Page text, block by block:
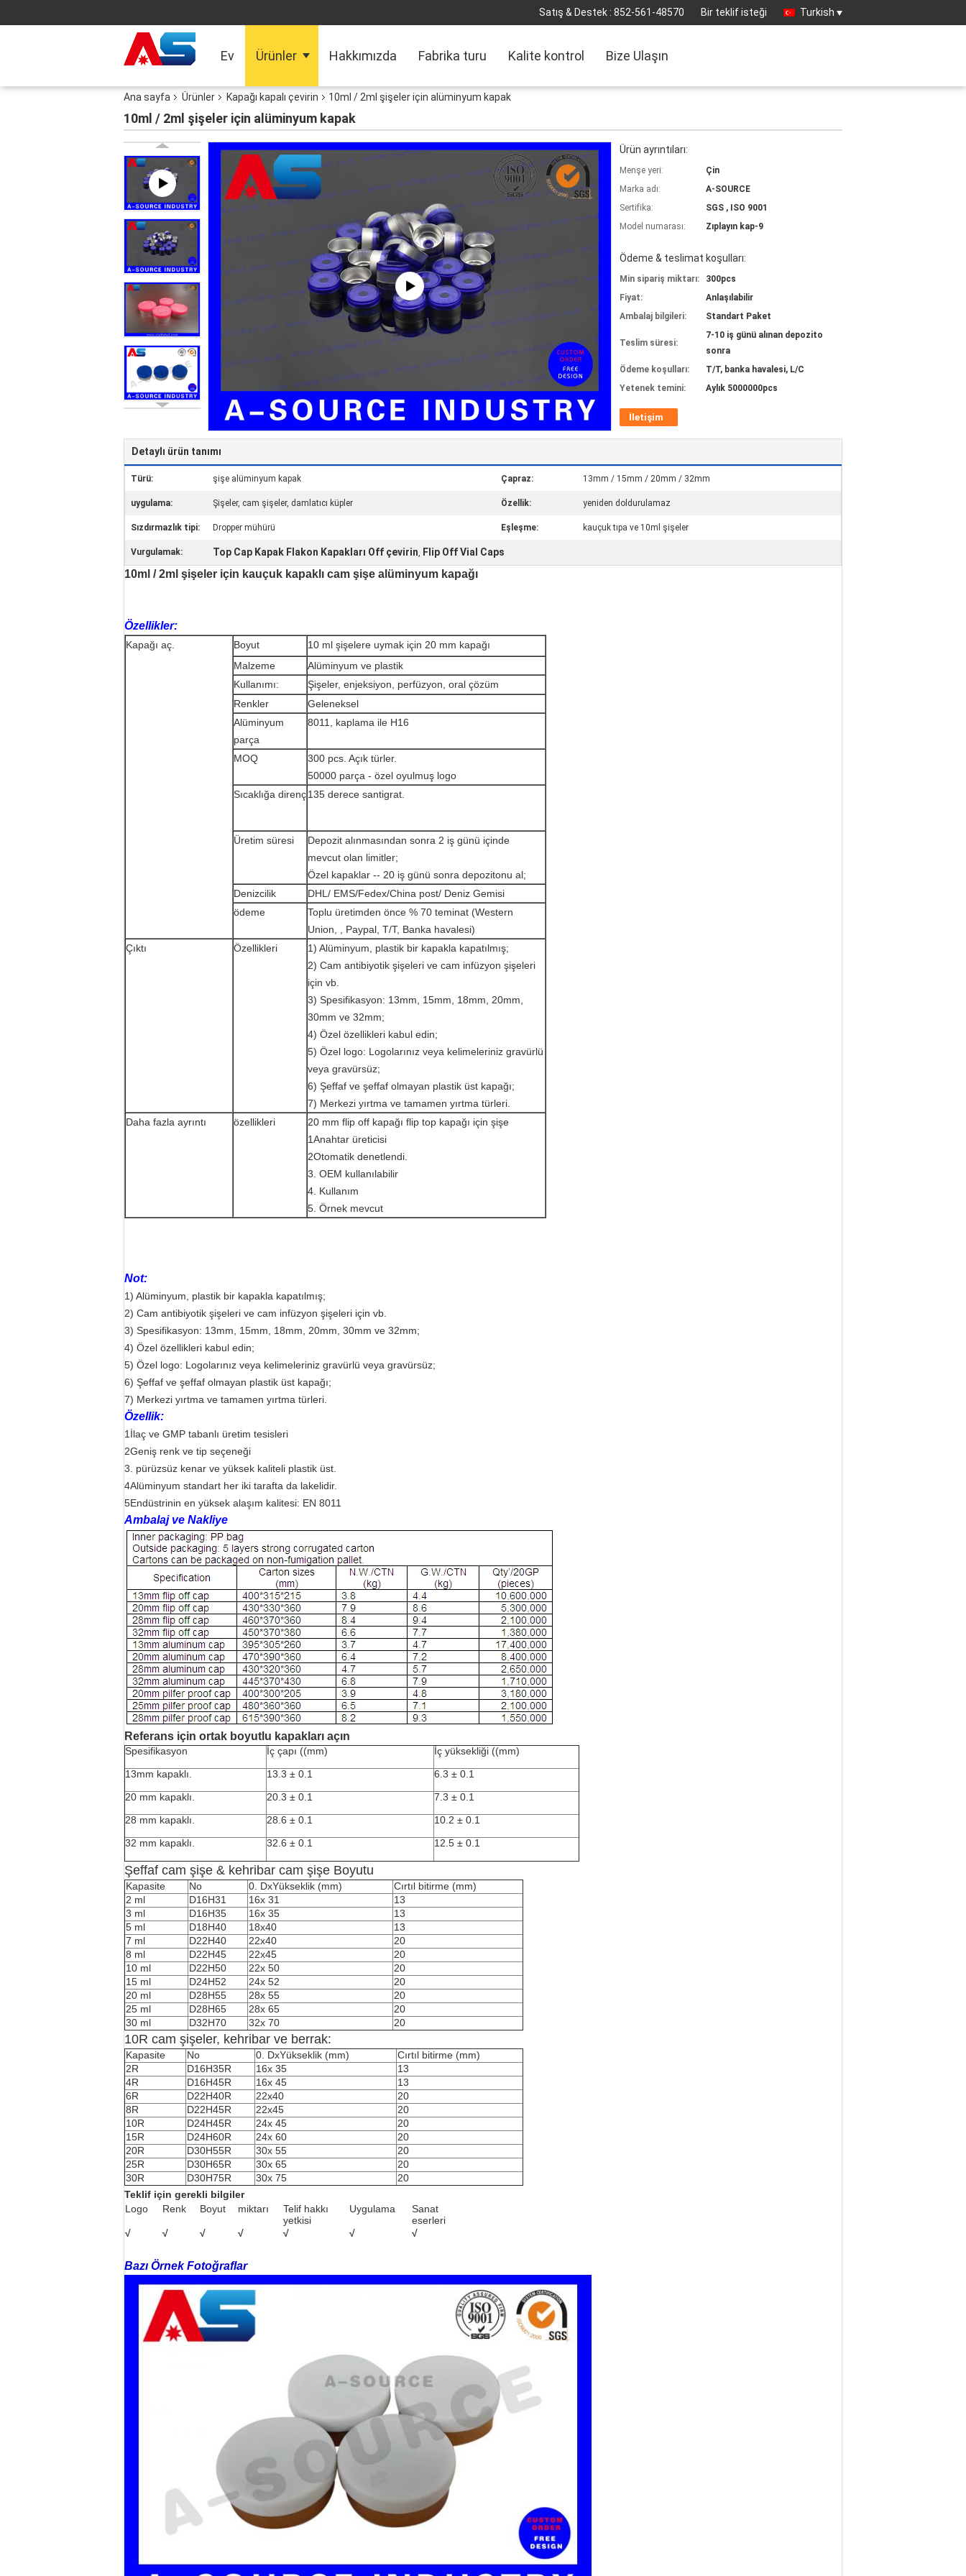
Satış & Destek : 852-561-48570 Bir teklif isteği Turkish
Ev Ürünler Hakkımızda Fabrika turu Kalite kontrol Bize Ulaşın
Ana sayfa Ürünler Kapağı kapalı çevirin 10ml / 2ml şişeler için alüminyum kapak
10ml / 2ml şişeler için alüminyum kapak
Ürün ayrıntıları:
Menşe yeri:
Çin
Marka adı:
A-SOURCE
Sertifika:
SGS , ISO 9001
Model numarası:
Zıplayın kap-9
Ödeme & teslimat koşulları:
Min sipariş miktarı:
300pcs
Fiyat:
Anlaşılabilir
Ambalaj bilgileri:
Standart Paket
Teslim süresi:
7-10 iş günü alınan depozito
sonra
Ödeme koşulları:
T/T, banka havalesi, L/C
Yetenek temini:
Aylık 5000000pcs
İletişim
Detaylı ürün tanımı
Türü: şişe alüminyum kapak Çapraz: 13mm / 15mm / 20mm / 32mm
uygulama: Şişeler, cam şişeler, damlatıcı küpler Özellik: yeniden doldurulamaz
Sızdırmazlık tipi: Dropper mühürü Eşleşme: kauçuk tıpa ve 10ml şişeler
Vurgulamak: Top Cap Kapak Flakon Kapakları Off çevirin, Flip Off Vial Caps
10ml / 2ml şişeler için kauçuk kapaklı cam şişe alüminyum kapağı
Özellikler:
Kapağı aç. Boyut
10 ml şişelere uymak için 20 mm kapağı
Malzeme
Alüminyum ve plastik
Kullanımı:
Şişeler, enjeksiyon, perfüzyon, oral çözüm
Renkler
Geleneksel
Alüminyum
parça
8011, kaplama ile H16
MOQ
300 pcs. Açık türler.
50000 parça - özel oyulmuş logo
Sıcaklığa direnç135 derece santigrat.
Üretim süresi
Depozit alınmasından sonra 2 iş günü içinde
mevcut olan limitler;
Özel kapaklar -- 20 iş günü sonra depozitonu al;
Denizcilik
DHL/ EMS/Fedex/China post/ Deniz Gemisi
ödeme
Toplu üretimden önce % 70 teminat (Western
Union, , Paypal, T/T, Banka havalesi)
Çıktı
Özellikleri
1) Alüminyum, plastik bir kapakla kapatılmış;
2) Cam antibiyotik şişeleri ve cam infüzyon şişeleri
için vb.
3) Spesifikasyon: 13mm, 15mm, 18mm, 20mm,
30mm ve 32mm;
4) Özel özellikleri kabul edin;
5) Özel logo: Logolarınız veya kelimeleriniz gravürlü
veya gravürsüz;
6) Şeffaf ve şeffaf olmayan plastik üst kapağı;
7) Merkezi yırtma ve tamamen yırtma türleri.
Daha fazla ayrıntı
özellikleri
20 mm flip off kapağı flip top kapağı için şişe
1Anahtar üreticisi
2Otomatik denetlendi.
3. OEM kullanılabilir
4. Kullanım
5. Örnek mevcut
Not:
1) Alüminyum, plastik bir kapakla kapatılmış;
2) Cam antibiyotik şişeleri ve cam infüzyon şişeleri için vb.
3) Spesifikasyon: 13mm, 15mm, 18mm, 20mm, 30mm ve 32mm;
4) Özel özellikleri kabul edin;
5) Özel logo: Logolarınız veya kelimeleriniz gravürlü veya gravürsüz;
6) Şeffaf ve şeffaf olmayan plastik üst kapağı;
7) Merkezi yırtma ve tamamen yırtma türleri.
Özellik:
1İlaç ve GMP tabanlı üretim tesisleri
2Geniş renk ve tip seçeneği
3. pürüzsüz kenar ve yüksek kaliteli plastik üst.
4Alüminyum standart her iki tarafta da lakelidir.
5Endüstrinin en yüksek alaşım kalitesi: EN 8011
Ambalaj ve Nakliye
Referans için ortak boyutlu kapakları açın
Spesifikasyon İç çapı ((mm)
İç yüksekliği ((mm)
13mm kapaklı.
13.3 ± 0.1
6.3 ± 0.1
20 mm kapaklı.
20.3 ± 0.1
7.3 ± 0.1
28 mm kapaklı.
28.6 ± 0.1
10.2 ± 0.1
32 mm kapaklı.
32.6 ± 0.1 12.5 ± 0.1
Şeffaf cam şişe & kehribar cam şişe Boyutu
Kapasite No 0. DxYükseklik (mm)
Cırtıl bitirme (mm)
2 ml
D16H31 16x 31
13
3 ml
D16H35 16x 35
13
5 ml
D18H40 18x40
13
7 ml
D22H40 22x40
20
8 ml
D22H45 22x45
20
10 ml
D22H50 22x 50
20
15 ml
D24H52 24x 52
20
20 ml
D28H55 28x 55
20
25 ml
D28H65 28x 65
20
30 ml
D32H70 32x 70 20
10R cam şişeler, kehribar ve berrak:
Kapasite No 0. DxYükseklik (mm)
Cırtıl bitirme (mm)
2R
D16H35R 16x 35
13
4R
D16H45R 16x 45
13
6R
D22H40R 22x40
20
8R
D22H45R 22x45
20
10R
D24H45R 24x 45
20
15R
D24H60R 24x 60
20
20R
D30H55R 30x 55
20
25R
D30H65R 30x 65
20
30R
D30H75R 30x 75
20
Teklif için gerekli bilgiler
Logo
Renk Boyut miktarı
Telif hakkı
yetkisi
Uygulama
Sanat
eserleri
√
√ √ √ √ √ √
Bazı Örnek Fotoğraflar